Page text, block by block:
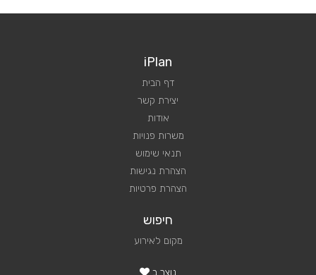
iPlan
דף הבית
יצירת קשר
אודות
משרות פנויות
תנאי שימוש
הצהרת נגישות
הצהרת פרטיות
חיפוש
מקום לאירוע
נוצר ב